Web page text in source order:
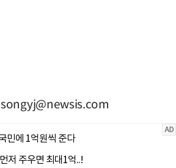
songyj@newsis.com